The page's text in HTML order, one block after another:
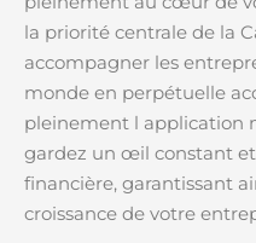
la priorité centrale de la
accompagner les
monde en perpétuelle
pleinement l application
gardez un œil constant
financière, garantissant
croissance de votre